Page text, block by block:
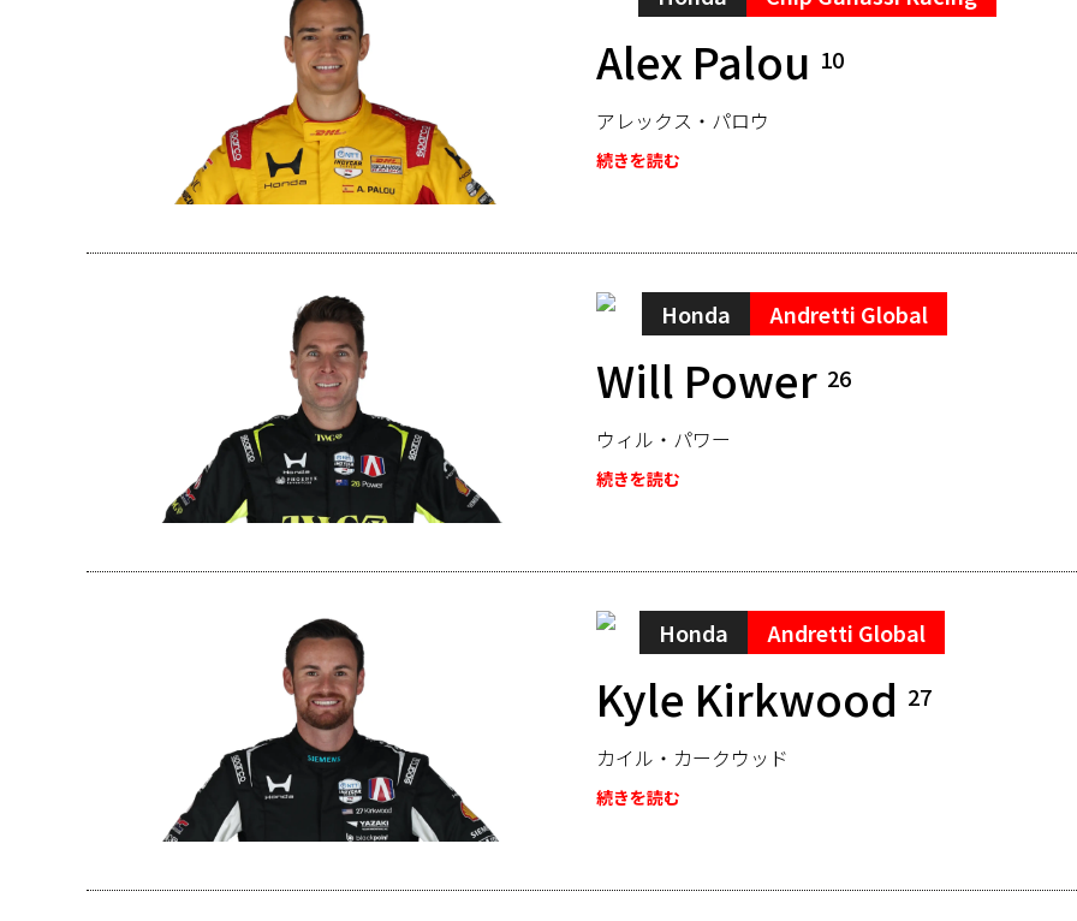
Alex Palou 10
アレックス・パロウ
続きを読む
Honda Andretti Global
Will Power 26
ウィル・パワー
続きを読む
Honda Andretti Global
Kyle Kirkwood 27
カイル・カークウッド
続きを読む